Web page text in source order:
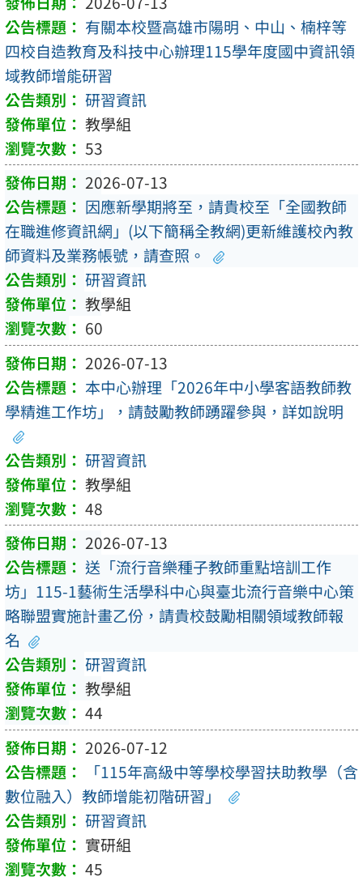
有關本校暨高雄市陽明、中山、楠梓等
四校自造教育及科技中心辦理115學年度國中資訊領
域教師增能研習
研習資訊
教學組
53
2026-07-13
因應新學期將至，請貴校至「全國教師
在職進修資訊網」(以下簡稱全教網)更新維護校內教
師資料及業務帳號，請查照。
研習資訊
教學組
60
2026-07-13
本中心辦理「2026年中小學客語教師教
學精進工作坊」，請鼓勵教師踴躍參與，詳如說明
研習資訊
教學組
48
2026-07-13
送「流行音樂種子教師重點培訓工作
坊」115-1藝術生活學科中心與臺北流行音樂中心策
略聯盟實施計畫乙份，請貴校鼓勵相關領域教師報
名
研習資訊
教學組
44
2026-07-12
「115年高級中等學校學習扶助教學（含
數位融入）教師增能初階研習」
研習資訊
實研組
45